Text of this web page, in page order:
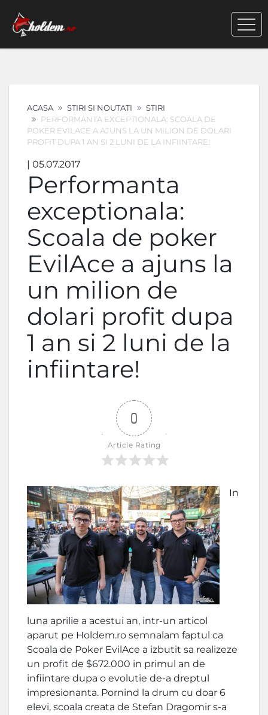
ACASA STIRI SI NOUTATI
STIRI
PERFORMANTA EXCEPTIONALA: SCOALA DE
POKER EVILACE A AJUNS LA UN MILION DE DOLARI
PROFIT DUPA 1 AN SI 2 LUNI DE LA INFIINTARE!
| 05.07.2017
Performanta
exceptionala:
Scoala de poker
EvilAce a ajuns la
un milion de
dolari profit dupa
1 an si 2 luni de la
infiintare!
0
Article Rating
In
luna aprilie a acestui an, intr-un articol
aparut pe Holdem.ro semnalam faptul ca
Scoala de Poker EvilAce a izbutit sa realizeze
un profit de $672.000 in primul an de
infiintare dupa o evolutie de-a dreptul
impresionanta. Pornind la drum cu doar 6
elevi, scoala creata de Stefan Dragomir s-a